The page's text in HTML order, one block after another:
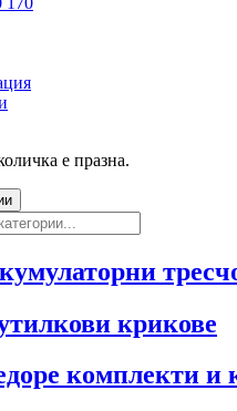
е празна.
крикове
комплекти и